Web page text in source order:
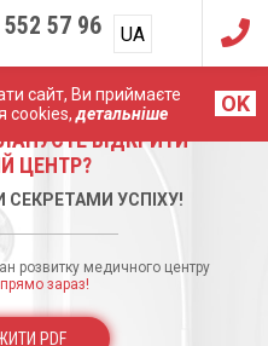
сайт, Ви приймаєте
cookies,детальніше OK
552 57 96 UA
RU
ВІДКРИТИ
ЦЕНТР?
УСПІХУ!
розвитку медичного центру
зараз!
PDF